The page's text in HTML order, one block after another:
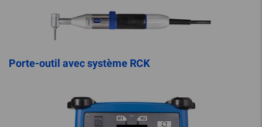
Porte-outil avec système RCK